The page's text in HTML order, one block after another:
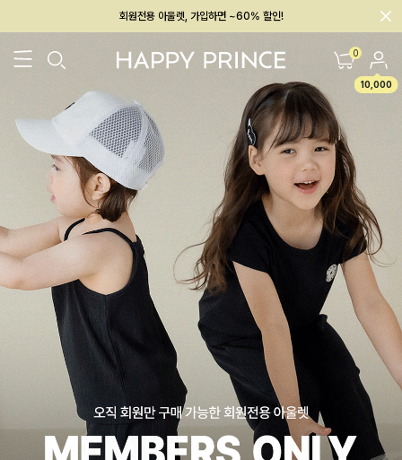
회원전용 아울렛, 가입하면 ~60% 할인!
멤버십 최대 28,000원 혜택 0
10,000
26SS 신상 BEST BABY[6~12M] 아우터/상의 하의/레깅스